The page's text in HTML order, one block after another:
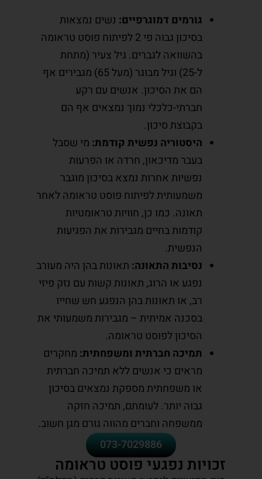
גורמים דמוגרפיים: נשים נמצאות
בסיכון גבוה פי 2 לפיתוח פוסט טראומה
בהשוואה לגברים. גיל צעיר (מתחת
ל-25) וגיל מבוגר (מעל 65) מגבירים אף
הם את הסיכון. אנשים עם רקע
חברתי-כלכלי נמוך נמצאים אף הם
בקבוצת סיכון.
היסטוריה נפשית קודמת: מי שסבל
בעבר מדיכאון, חרדה או הפרעות
נפשיות אחרות נמצא בסיכון מוגבר
משמעותית לפיתוח פוסט טראומה לאחר
תאונה. כמו כן, חוויות טראומטיות
קודמות בחיים מגבירות את הפגיעות
הנפשית.
נסיבות התאונה: תאונות בהן היה מעורב
נפגע או הרוג, תאונות קשות עם נזק פיזי
רב, או תאונות בהן הנפגע חש שחייו
בסכנה אמיתית – מגבירות משמעותי את
הסיכון לפוסט טראומה.
תמיכה חברתית ומשפחתית: מחקרים
מראים כי אנשים ללא תמיכה חברתית
או משפחתית מספקת נמצאים בסיכון
גבוה יותר. לעומתם, תמיכה חזקה
ממשפחה וחברים מהווה גורם מגן חשוב.
073-7029886
זכויות נפגעי פוסט טראומה